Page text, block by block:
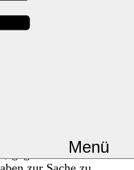
Menü
weg –
der
werden.
aufgrund Alkohol
bleiben und zu
gegenüber der